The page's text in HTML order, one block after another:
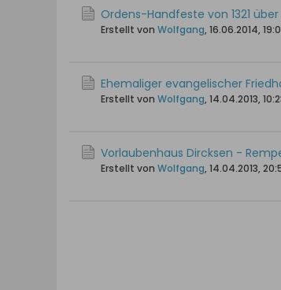
Ordens-Handfeste von 1321
Erstellt von Wolfgang, 16.06.2014,
Ehemaliger evangelischer
Erstellt von Wolfgang, 14.04.2013,
Vorlaubenhaus Dircksen -
Erstellt von Wolfgang, 14.04.2013,